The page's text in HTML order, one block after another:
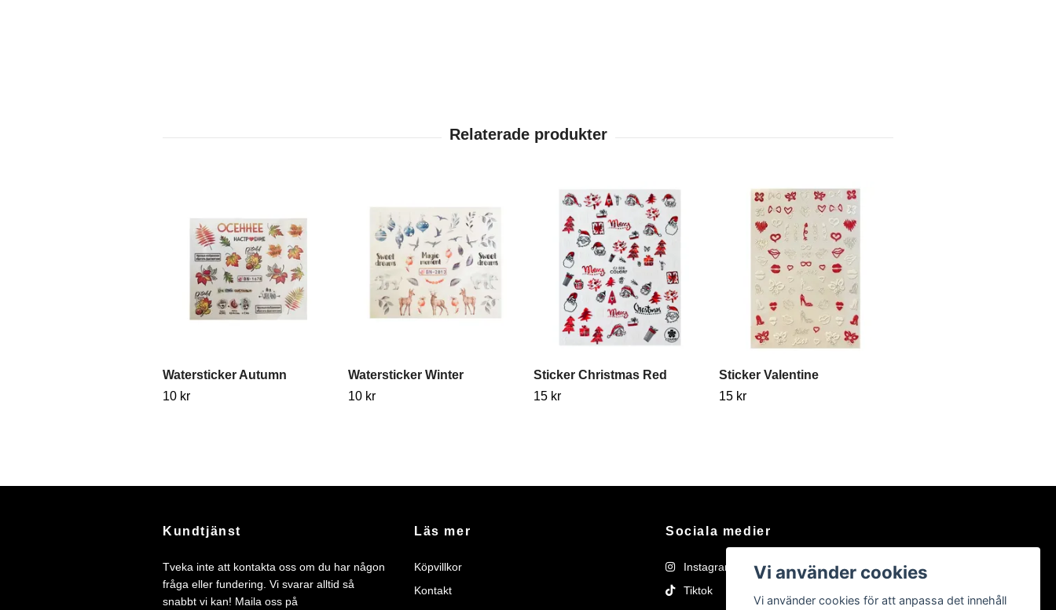
Watersticker Autumn
10 kr
Watersticker Winter
10 kr
Sticker Christmas Red
15 kr
Sticker Valentine
15 kr
Kundtjänst
Tveka inte att kontakta oss om du har någon
fråga eller fundering. Vi svarar alltid så
snabbt vi kan! Maila oss på
Läs mer
Köpvillkor
Kontakt
Sociala medier
Instagram
Tiktok
Vi använder cookies
Vi använder cookies för att anpassa det innehåll